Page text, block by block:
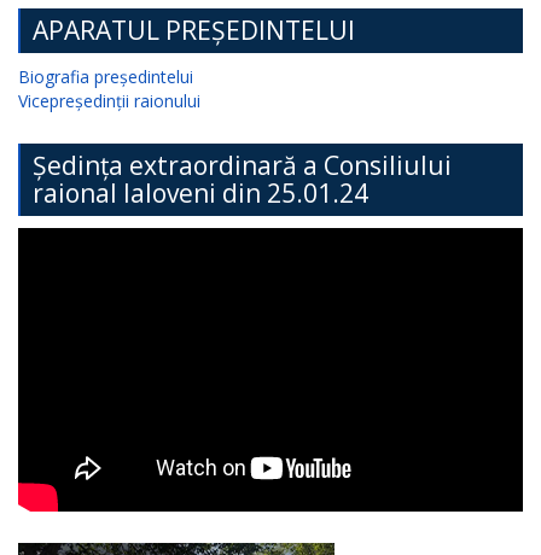
APARATUL PREȘEDINTELUI
Biografia președintelui
Vicepreședinții raionului
Ședința extraordinară a Consiliului
raional Ialoveni din 25.01.24